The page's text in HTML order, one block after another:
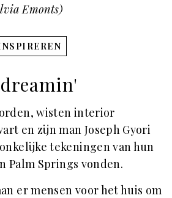
Emonts)
wisten interior
en zijn man Joseph Gyori
tekeningen van hun
Palm Springs vonden.
er mensen voor het huis om